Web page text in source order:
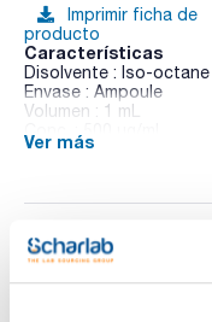
Imprimir ficha de
producto
Características
Disolvente : Iso-octane
Envase : Ampoule
Volumen : 1 mL
CAS : [38380-04-0]
Ver más
Documentación